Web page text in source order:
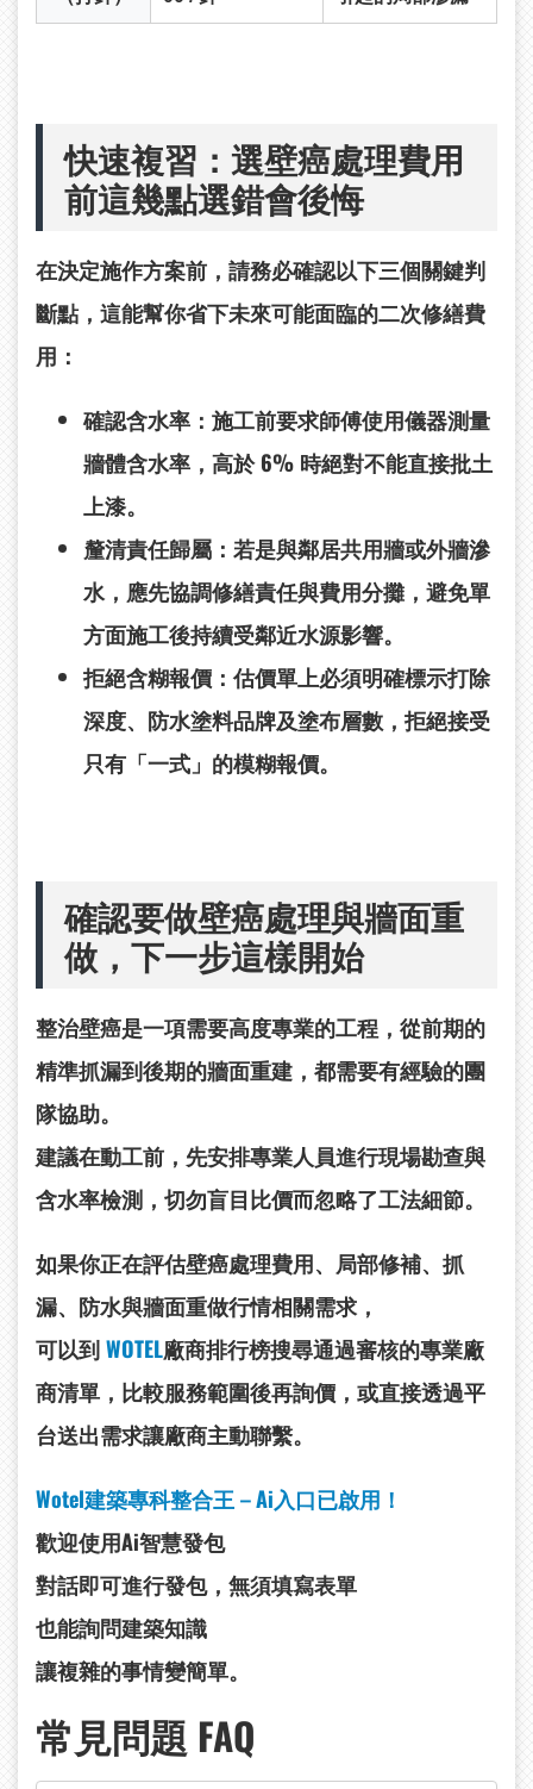
快速複習：選壁癌處理費用
前這幾點選錯會後悔
在決定施作方案前，請務必確認以下三個關鍵判
斷點，這能幫你省下未來可能面臨的二次修繕費
用：
確認含水率： 施工前要求師傅使用儀器測量
牆體含水率，高於 6% 時絕對不能直接批土
上漆。
釐清責任歸屬： 若是與鄰居共用牆或外牆滲
水，應先協調修繕責任與費用分攤，避免單
方面施工後持續受鄰近水源影響。
拒絕含糊報價： 估價單上必須明確標示打除
深度、防水塗料品牌及塗布層數，拒絕接受
只有「一式」的模糊報價。
確認要做壁癌處理與牆面重
做，下一步這樣開始
整治壁癌是一項需要高度專業的工程，從前期的
精準抓漏到後期的牆面重建，都需要有經驗的團
隊協助。
建議在動工前，先安排專業人員進行現場勘查與
含水率檢測，切勿盲目比價而忽略了工法細節。
如果你正在評估壁癌處理費用、局部修補、抓
漏、防水與牆面重做行情相關需求，
可以到WOTEL廠商排行榜搜尋通過審核的專業廠
商清單，比較服務範圍後再詢價，或直接透過平
台送出需求讓廠商主動聯繫。
Wotel建築專科整合王－Ai入口已啟用！
歡迎使用Ai智慧發包
對話即可進行發包，無須填寫表單
也能詢問建築知識
讓複雜的事情變簡單。
常見問題 FAQ